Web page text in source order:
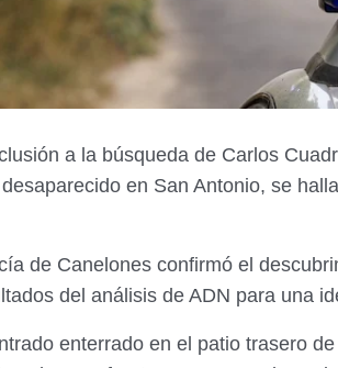
a la búsqueda de Carlos
en San Antonio, se
de Canelones confirmó el
del análisis de ADN para una
enterrado en el patio trasero